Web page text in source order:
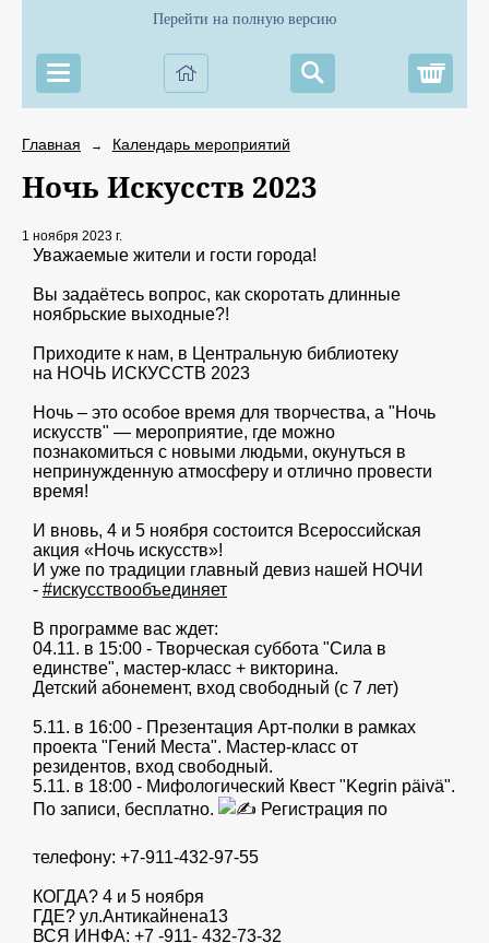
Перейти на полную версию
Главная → Календарь мероприятий
Ночь Искусств 2023
1 ноября 2023 г.
Уважаемые жители и гости города!
Вы задаётесь вопрос, как скоротать длинные
ноябрьские выходные?!
Приходите к нам, в Центральную библиотеку
на НОЧЬ ИСКУССТВ 2023
Ночь – это особое время для творчества, а "Ночь
искусств" — мероприятие, где можно
познакомиться с новыми людьми, окунуться в
непринужденную атмосферу и отлично провести
время!
И вновь, 4 и 5 ноября состоится Всероссийская
акция «Ночь искусств»!
И уже по традиции главный девиз нашей НОЧИ
- #искусствообъединяет
В программе вас ждет:
04.11. в 15:00 - Творческая суббота "Сила в
единстве", мастер-класс + викторина.
Детский абонемент, вход свободный (с 7 лет)
5.11. в 16:00 - Презентация Арт-полки в рамках
проекта "Гений Места". Мастер-класс от
резидентов, вход свободный.
5.11. в 18:00 - Мифологический Квест "Kegrin päivä".
По записи, бесплатно.
Регистрация по
телефону: +7-911-432-97-55
КОГДА? 4 и 5 ноября
ГДЕ? ул.Антикайнена13
ВСЯ ИНФА: +7 -911- 432-73-32